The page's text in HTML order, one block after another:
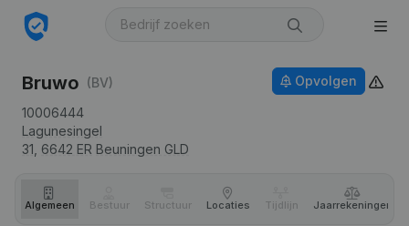
Bruwo (BV)
10006444
Lagunesingel
31, 6642 ER Beuningen GLD
Opvolgen
Algemeen Bestuur Structuur Locaties Tijdlijn Jaar­rekeningen